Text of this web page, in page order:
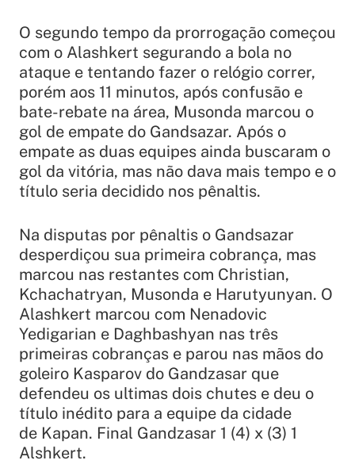
O segundo tempo da prorrogação começou
com o Alashkert segurando a bola no
ataque e tentando fazer o relógio correr,
porém aos 11 minutos, após confusão e
bate-rebate na área, Musonda marcou o
gol de empate do Gandsazar. Após o
empate as duas equipes ainda buscaram o
gol da vitória, mas não dava mais tempo e o
título seria decidido nos pênaltis.
Na disputas por pênaltis o Gandsazar
desperdiçou sua primeira cobrança, mas
marcou nas restantes com Christian,
Kchachatryan, Musonda e Harutyunyan. O
Alashkert marcou com Nenadovic
Yedigarian e Daghbashyan nas três
primeiras cobranças e parou nas mãos do
goleiro Kasparov do Gandzasar que
defendeu os ultimas dois chutes e deu o
título inédito para a equipe da cidade
de Kapan. Final Gandzasar 1 (4) x (3) 1
Alshkert.